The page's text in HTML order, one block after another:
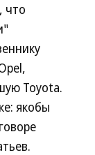
что
Toyota.
якобы